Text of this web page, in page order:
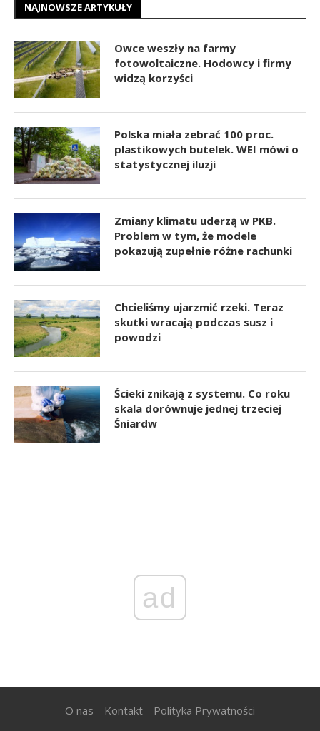
NAJNOWSZE ARTYKUŁY
Owce weszły na farmy
fotowoltaiczne. Hodowcy i firmy
widzą korzyści
Polska miała zebrać 100 proc.
plastikowych butelek. WEI mówi o
statystycznej iluzji
Zmiany klimatu uderzą w PKB.
Problem w tym, że modele
pokazują zupełnie różne rachunki
Chcieliśmy ujarzmić rzeki. Teraz
skutki wracają podczas susz i
powodzi
Ścieki znikają z systemu. Co roku
skala dorównuje jednej trzeciej
Śniardw
ad
O nas Kontakt Polityka Prywatności